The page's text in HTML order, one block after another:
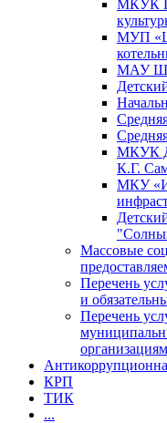
МКУК
МУП
МАУ ШР
МКУК
К.Г.
МКУ
Массовые
Перечень
и
Перечень
КРП
ТИК
...